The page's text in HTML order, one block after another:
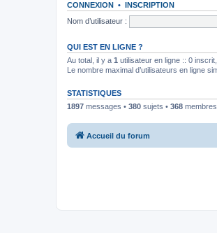
CONNEXION • INSCRIPTION
Nom d’utilisateur :
QUI EST EN LIGNE ?
Au total, il y a 1 utilisateur en ligne :: 0
Le nombre maximal d’utilisateurs en ligne
STATISTIQUES
1897 messages • 380 sujets • 368
Accueil du forum